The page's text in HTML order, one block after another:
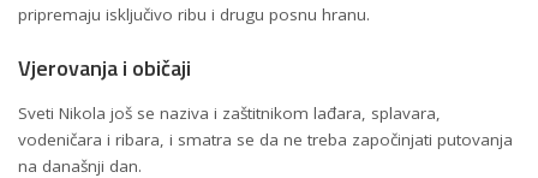
pripremaju isključivo ribu i drugu posnu hranu.
Vjerovanja i običaji
Sveti Nikola još se naziva i zaštitnikom lađara, splavara,
vodeničara i ribara, i smatra se da ne treba započinjati putovanja
na današnji dan.